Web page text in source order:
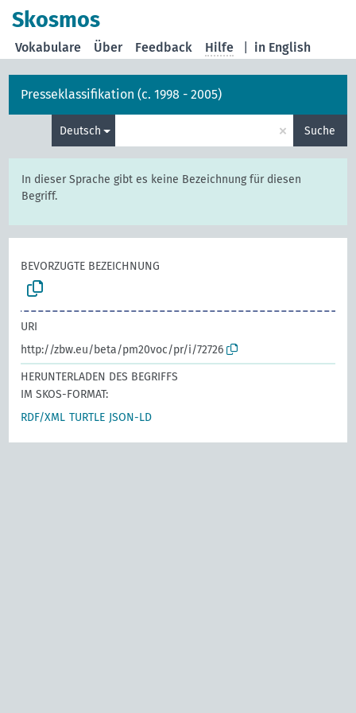
Skosmos
in English
Vokabulare Über Feedback Hilfe
Presseklassifikation (c. 1998 - 2005)
Deutsch × Suche
In dieser Sprache gibt es keine Bezeichnung für diesen
Begriff.
BEVORZUGTE BEZEICHNUNG
URI
http://zbw.eu/beta/pm20voc/pr/i/72726
HERUNTERLADEN DES BEGRIFFS
IM SKOS-FORMAT:
RDF/XML TURTLE JSON-LD